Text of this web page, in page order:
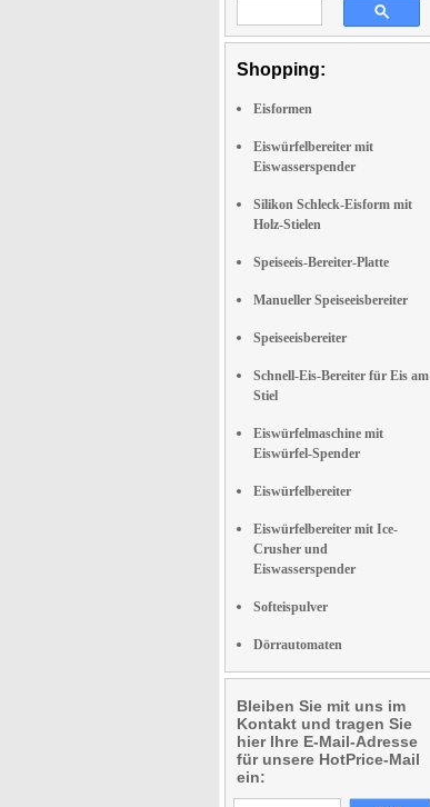
Shopping:
Eisformen
Eiswürfelbereiter mit
Eiswasserspender
Silikon Schleck-Eisform mit
Holz-Stielen
Speiseeis-Bereiter-Platte
Manueller Speiseeisbereiter
Speiseeisbereiter
Schnell-Eis-Bereiter für Eis am
Stiel
Eiswürfelmaschine mit
Eiswürfel-Spender
Eiswürfelbereiter
Eiswürfelbereiter mit Ice-
Crusher und
Eiswasserspender
Softeispulver
Dörrautomaten
Bleiben Sie mit uns im
Kontakt und tragen Sie
hier Ihre E-Mail-Adresse
für unsere HotPrice-Mail
ein: